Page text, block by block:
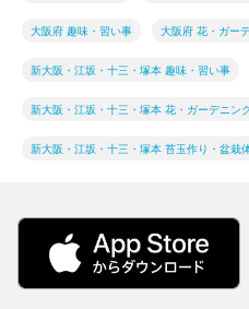
大阪府 趣味・習い事 大阪府 花・ガー
新大阪・江坂・十三・塚本 趣味・習い事
新大阪・江坂・十三・塚本 花・ガーデニン
新大阪・江坂・十三・塚本 苔玉作り・盆栽